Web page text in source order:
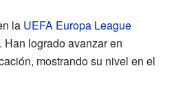
la UEFA Europa League
Han logrado avanzar en
mostrando su nivel en el